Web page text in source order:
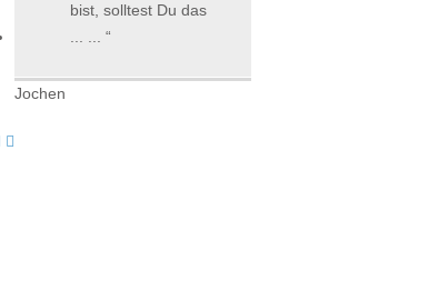
bist, solltest Du das
... ...
Jochen